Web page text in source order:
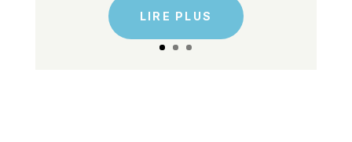
LIRE PLUS